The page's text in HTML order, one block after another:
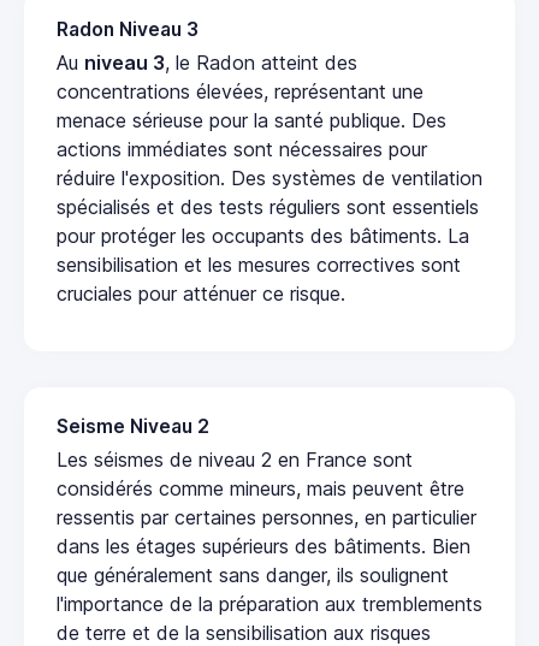
Radon Niveau 3
Au niveau 3, le Radon atteint des
concentrations élevées, représentant une
menace sérieuse pour la santé publique. Des
actions immédiates sont nécessaires pour
réduire l'exposition. Des systèmes de ventilation
spécialisés et des tests réguliers sont essentiels
pour protéger les occupants des bâtiments. La
sensibilisation et les mesures correctives sont
cruciales pour atténuer ce risque.
Seisme Niveau 2
Les séismes de niveau 2 en France sont
considérés comme mineurs, mais peuvent être
ressentis par certaines personnes, en particulier
dans les étages supérieurs des bâtiments. Bien
que généralement sans danger, ils soulignent
l'importance de la préparation aux tremblements
de terre et de la sensibilisation aux risques